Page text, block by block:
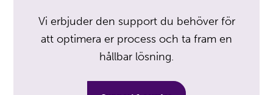
Vi erbjuder den support du behöver för
att optimera er process och ta fram en
hållbar lösning.